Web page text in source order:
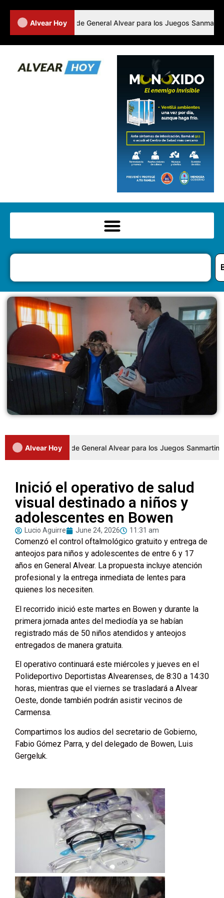
Alvear Hoy
representantes de General Alvear para los Juegos
Alvear Hoy
representantes de General Alvear para los Juegos Sanmartinianos
Inició el operativo de salud
visual destinado a niños y
adolescentes en Bowen
Lucio Aguirre June 24, 2026 11:31 am
Comenzó el control oftalmológico gratuito y entrega de
anteojos para niños y adolescentes de entre 6 y 17
años en General Alvear. La propuesta incluye atención
profesional y la entrega inmediata de lentes para
quienes los necesiten.
El recorrido inició este martes en Bowen y durante la
primera jornada antes del mediodía ya se habían
registrado más de 50 niños atendidos y anteojos
entregados de manera gratuita.
El operativo continuará este miércoles y jueves en el
Polideportivo Deportistas Alvearenses, de 8:30 a 14:30
horas, mientras que el viernes se trasladará a Alvear
Oeste, donde también podrán asistir vecinos de
Carmensa.
Compartimos los audios del secretario de Gobierno,
Fabio Gómez Parra, y del delegado de Bowen, Luis
Gergeluk.